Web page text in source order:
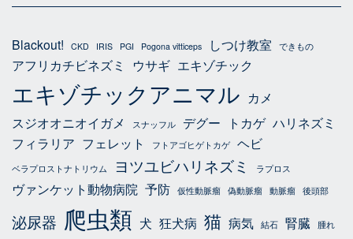
Blackout! CKD IRIS PGI Pogona vitticeps しつけ教室 できもの
アフリカチビネズミ ウサギ エキゾチック
エキゾチックアニマル カメ
スジオオニオイガメ
スナッフル デグー トカゲ ハリネズミ
フィラリア フェレット フトアゴヒゲトカゲ ヘビ
ベラプロストナトリウム ヨツユビハリネズミ ラプロス
ヴァンケット動物病院 予防 仮性動脈瘤 偽動脈瘤 動脈瘤 後頭部
泌尿器 爬虫類 犬 狂犬病 猫 病気 結石 腎臓 腫れ